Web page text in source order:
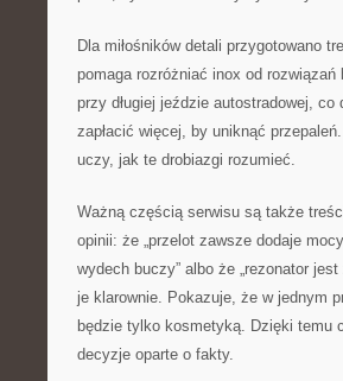
Dla miłośników detali przygotowano
pomaga rozróżniać inox od
przy długiej jeździe autostradowej,
zapłacić więcej, by uniknąć
uczy, jak te drobiazgi rozumieć.
Ważną częścią serwisu są także
opinii: że „przelot zawsze dodaje
wydech buczy” albo że „rezonator
je klarownie. Pokazuje, że w jednym
będzie tylko kosmetyką. Dzięki temu
decyzje oparte o fakty.